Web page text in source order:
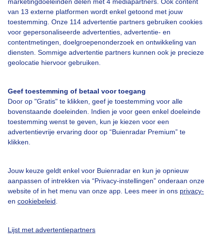
marketingdoeleinden delen met 4 mediapartners. Ook content
van 13 externe platformen wordt enkel getoond met jouw
toestemming. Onze 114 advertentie partners gebruiken cookies
voor gepersonaliseerde advertenties, advertentie- en
contentmetingen, doelgroepenonderzoek en ontwikkeling van
diensten. Sommige advertentie partners kunnen ook je precieze
geolocatie hiervoor gebruiken.
Geef toestemming of betaal voor toegang
Door op "Gratis" te klikken, geef je toestemming voor alle
bovenstaande doeleinden. Indien je voor geen enkel doeleinde
toestemming wenst te geven, kun je kiezen voor een
advertentievrije ervaring door op “Buienradar Premium” te
klikken.
Jouw keuze geldt enkel voor Buienradar en kun je opnieuw
aanpassen of intrekken via “Privacy-instellingen” onderaan onze
website of in het menu van onze app. Lees meer in ons privacy-
en cookiebeleid
Lijst met advertentiepartners
Bedrijfsgegevens
Veelgestelde vragen
Contact
Gebruikersvoorwaarden
Adverteren
Buienradar Team
Privacy beleid
Privacy instellingen
Gratis weerdata
Buienradar